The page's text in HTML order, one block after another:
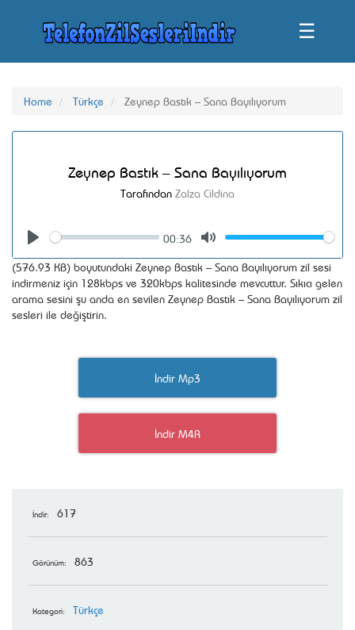
☰
Home Türkçe Zeynep Bastık – Sana Bayılıyorum
Zeynep Bastık – Sana Bayılıyorum
Tarafından Zalza Cildina
Seek
00:36
Volume
(576.93 KB) boyutundaki Zeynep Bastık – Sana Bayılıyorum zil sesi
indirmeniz için 128kbps ve 320kbps kalitesinde mevcuttur. Sıkıcı gelen
arama sesini şu anda en sevilen Zeynep Bastık – Sana Bayılıyorum zil
sesleri ile değiştirin.
İndir Mp3
İndir M4R
İndir: 617
Görünüm: 863
Kategori: Türkçe